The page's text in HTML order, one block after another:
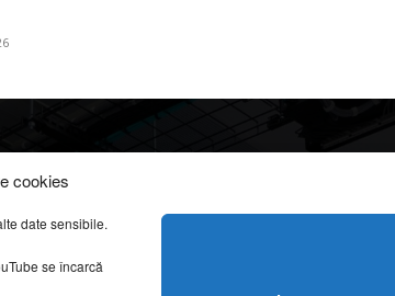
cookies
date sensibile.
se încarcă
& COOKIES
apreciate